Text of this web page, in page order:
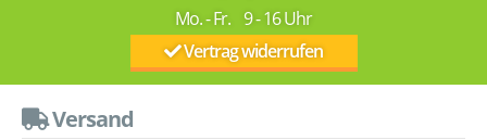
Mo. - Fr. 9 - 16 Uhr
Vertrag widerrufen
Versand